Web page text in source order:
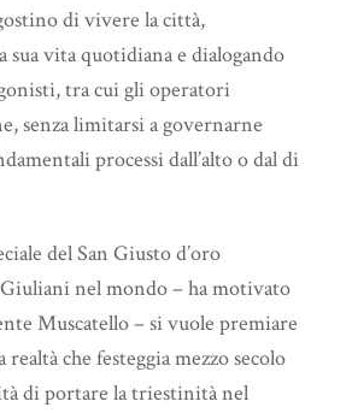
di vivere la città,
sua vita quotidiana e dialogando
tra cui gli operatori
senza limitarsi a governarne
processi dall’alto o dal di
del San Giusto d’oro
Giuliani nel mondo – ha motivato
Muscatello – si vuole premiare
realtà che festeggia mezzo secolo
di portare la triestinità nel